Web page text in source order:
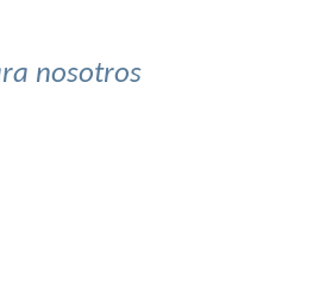
nosotros